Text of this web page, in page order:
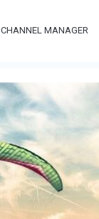
CHANNEL MANAGER